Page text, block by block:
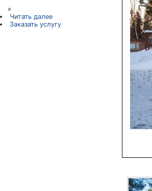
»
Читать далее
Заказать услугу